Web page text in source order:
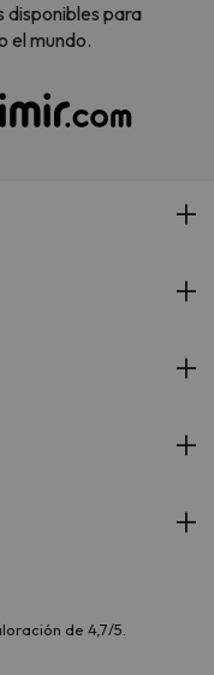
para
el mundo.
de 4,7/5.